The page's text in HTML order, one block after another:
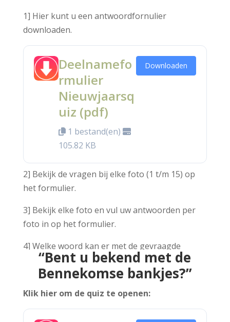
1] Hier kunt u een antwoordfornulier
downloaden.
Deelnamefo
rmulier
Nieuwjaarsq
uiz (pdf)
1 bestand(en)
105.82 KB
Downloaden
2] Bekijk de vragen bij elke foto (1 t/m 15) op
het formulier.
3] Bekijk elke foto en vul uw antwoorden per
foto in op het formulier.
4] Welke woord kan er met de gevraagde
letters worden gemaakt en verwijst naar HVOB
in 2021?
5] Onderaan deze pagina staat een PDF met de
antwoorden.
“Bent u bekend met de
Bennekomse bankjes?”
Klik hier om de quiz te openen: